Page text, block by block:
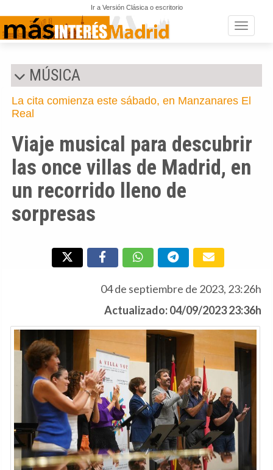
Ir a Versión Clásica o escritorio
Toggle
MÚSICA
La cita comienza este sábado, en Manzanares El
Real
Viaje musical para descubrir
las once villas de Madrid, en
un recorrido lleno de
sorpresas
04 de septiembre de 2023, 23:26h
Actualizado: 04/09/2023 23:36h